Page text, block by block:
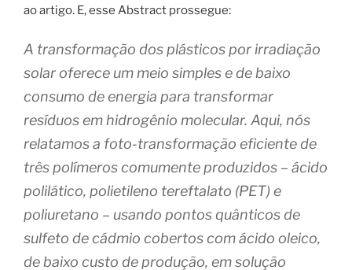
ao artigo. E, esse Abstract prossegue:
A transformação dos plásticos por irradiação
solar oferece um meio simples e de baixo
consumo de energia para transformar
resíduos em hidrogênio molecular. Aqui, nós
relatamos a foto-transformação eficiente de
três polímeros comumente produzidos – ácido
polilático, polietileno tereftalato (PET) e
poliuretano – usando pontos quânticos de
sulfeto de cádmio cobertos com ácido oleico,
de baixo custo de produção, em solução